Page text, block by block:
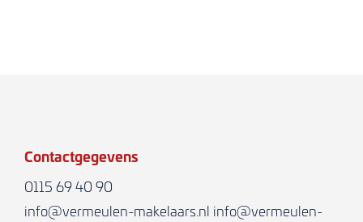
Contactgegevens
0115 69 40 90
info@vermeulen-makelaars.nl info@vermeulen-